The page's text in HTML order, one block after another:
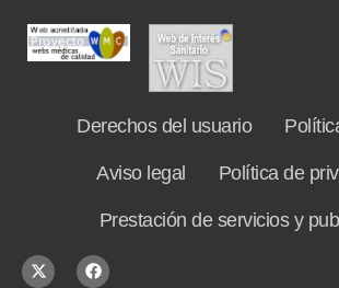
Derechos del usuario
Aviso legal Política de
Prestación de servicios y